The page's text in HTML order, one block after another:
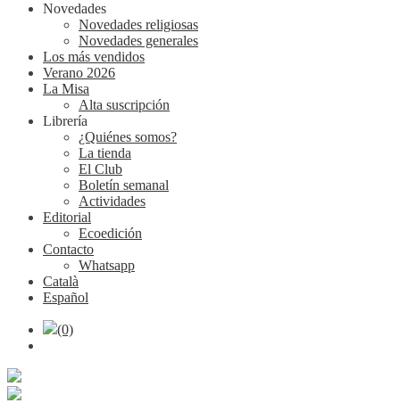
Novedades
Novedades religiosas
Novedades generales
Los más vendidos
Verano 2026
La Misa
Alta suscripción
Librería
¿Quiénes somos?
La tienda
El Club
Boletín semanal
Actividades
Editorial
Ecoedición
Contacto
Whatsapp
Català
Español
(0)